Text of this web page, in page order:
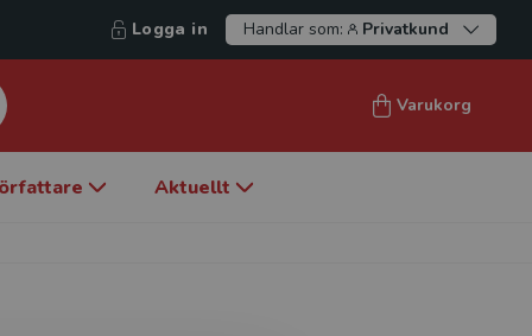
Logga in Handlar som: Privatkund
Varukorg
Aktuellt